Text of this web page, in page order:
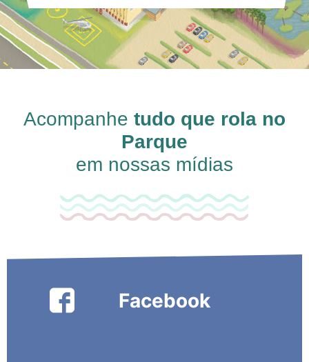
Acompanhe tudo que rola no
Parque
em nossas mídias
Facebook